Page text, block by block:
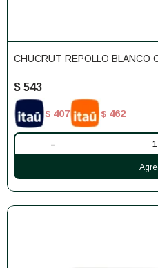
CHUCRUT REPOLLO BLANCO
$ 543
$ 407 $ 462
-